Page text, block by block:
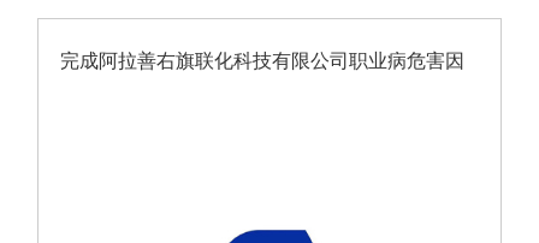
完成阿拉善右旗联化科技有限公司职业病危害因